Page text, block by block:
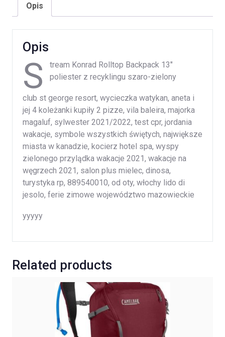
Opis
Opis
S
tream Konrad Rolltop Backpack 13″
poliester z recyklingu szaro-zielony
club st george resort, wycieczka watykan, aneta i
jej 4 koleżanki kupiły 2 pizze, vila baleira, majorka
magaluf, sylwester 2021/2022, test cpr, jordania
wakacje, symbole wszystkich świętych, największe
miasta w kanadzie, kocierz hotel spa, wyspy
zielonego przylądka wakacje 2021, wakacje na
węgrzech 2021, salon plus mielec, dinosa,
turystyka rp, 889540010, od oty, włochy lido di
jesolo, ferie zimowe województwo mazowieckie
yyyyy
Related products